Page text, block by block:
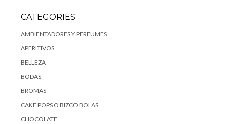
CATEGORIES
AMBIENTADORES Y PERFUMES
APERITIVOS
BELLEZA
BODAS
BROMAS
CAKE POPS O BIZCO BOLAS
CHOCOLATE